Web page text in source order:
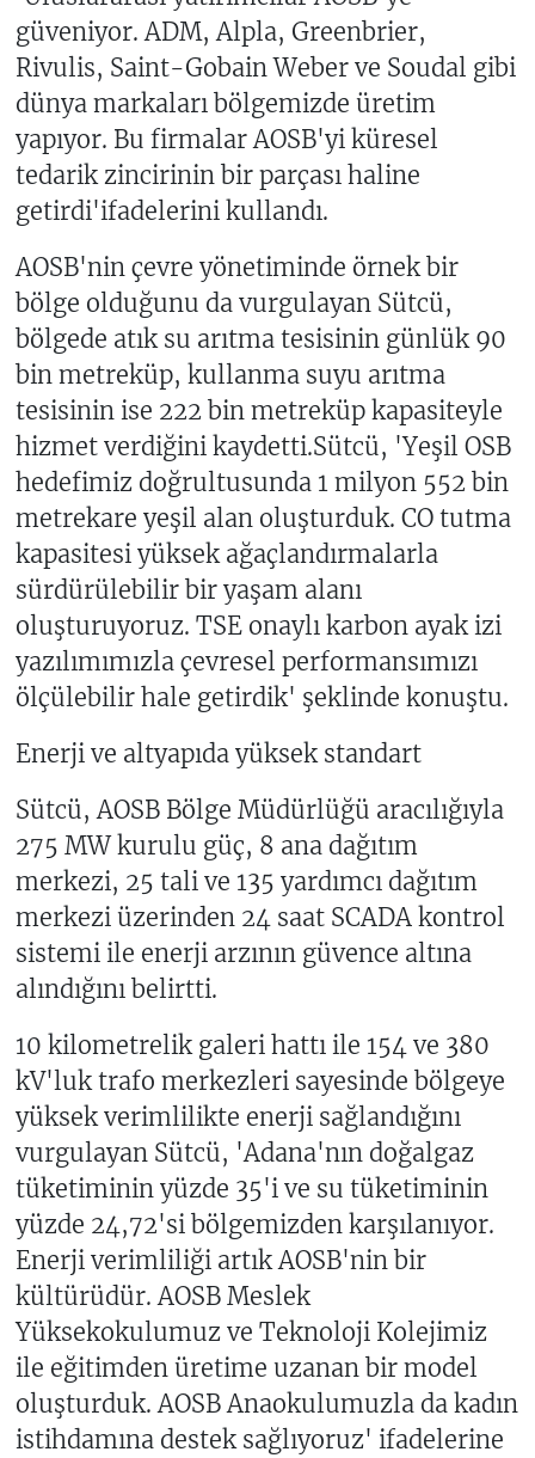
güveniyor. ADM, Alpla, Greenbrier,
Rivulis, Saint-Gobain Weber ve Soudal gibi
dünya markaları bölgemizde üretim
yapıyor. Bu firmalar AOSB'yi küresel
tedarik zincirinin bir parçası haline
getirdi'ifadelerini kullandı.
AOSB'nin çevre yönetiminde örnek bir
bölge olduğunu da vurgulayan Sütcü,
bölgede atık su arıtma tesisinin günlük 90
bin metreküp, kullanma suyu arıtma
tesisinin ise 222 bin metreküp kapasiteyle
hizmet verdiğini kaydetti.Sütcü, 'Yeşil OSB
hedefimiz doğrultusunda 1 milyon 552 bin
metrekare yeşil alan oluşturduk. CO tutma
kapasitesi yüksek ağaçlandırmalarla
sürdürülebilir bir yaşam alanı
oluşturuyoruz. TSE onaylı karbon ayak izi
yazılımımızla çevresel performansımızı
ölçülebilir hale getirdik' şeklinde konuştu.
Enerji ve altyapıda yüksek standart
Sütcü, AOSB Bölge Müdürlüğü aracılığıyla
275 MW kurulu güç, 8 ana dağıtım
merkezi, 25 tali ve 135 yardımcı dağıtım
merkezi üzerinden 24 saat SCADA kontrol
sistemi ile enerji arzının güvence altına
alındığını belirtti.
10 kilometrelik galeri hattı ile 154 ve 380
kV'luk trafo merkezleri sayesinde bölgeye
yüksek verimlilikte enerji sağlandığını
vurgulayan Sütcü, 'Adana'nın doğalgaz
tüketiminin yüzde 35'i ve su tüketiminin
yüzde 24,72'si bölgemizden karşılanıyor.
Enerji verimliliği artık AOSB'nin bir
kültürüdür. AOSB Meslek
Yüksekokulumuz ve Teknoloji Kolejimiz
ile eğitimden üretime uzanan bir model
oluşturduk. AOSB Anaokulumuzla da kadın
istihdamına destek sağlıyoruz' ifadelerine